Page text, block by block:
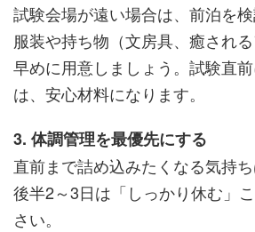
試験会場が遠い場合は、前泊を
服装や持ち物（文房具、癒され
早めに用意しましょう。試験直
は、安心材料になります。
3. 体調管理を最優先にする
直前まで詰め込みたくなる気持ち
後半2～3日は「しっかり休む」
さい。